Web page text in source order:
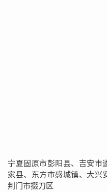
宁夏固原市彭阳县、吉安市
家县、东方市感城镇、大兴
荆门市掇刀区